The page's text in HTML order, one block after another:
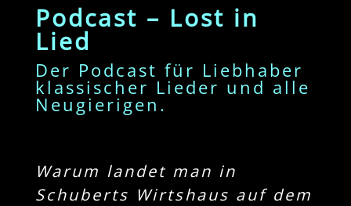
Podcast – Lost in
Lied
Der Podcast für Liebhaber
klassischer Lieder und alle
Neugierigen.
Warum landet man in
Schuberts Wirtshaus auf dem